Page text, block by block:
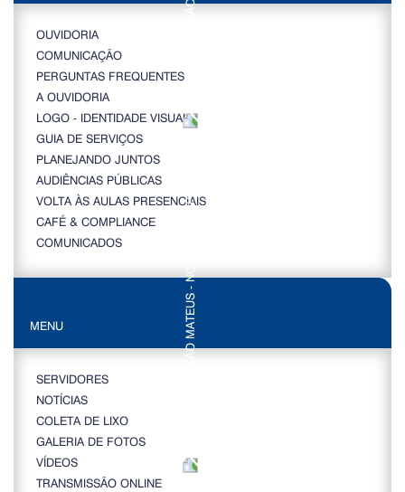
OUVIDORIA
COMUNICAÇÃO
PERGUNTAS FREQUENTES
A OUVIDORIA
LOGO - IDENTIDADE VISUAL
GUIA DE SERVIÇOS
PLANEJANDO JUNTOS
AUDIÊNCIAS PÚBLICAS
VOLTA ÀS AULAS PRESENCIAIS
CAFÉ & COMPLIANCE
COMUNICADOS
MENU
SERVIDORES
NOTÍCIAS
COLETA DE LIXO
GALERIA DE FOTOS
VÍDEOS
TRANSMISSÃO ONLINE